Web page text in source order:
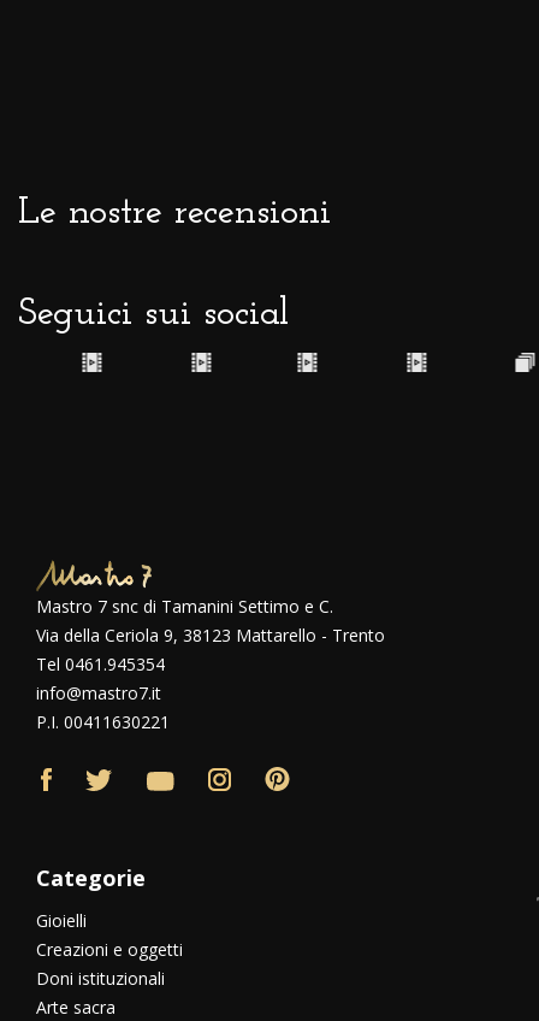
Le nostre recensioni
Seguici sui social
Mastro 7 snc di Tamanini Settimo e C.
Via della Ceriola 9, 38123 Mattarello - Trento
Tel 0461.945354
info@mastro7.it
P.I. 00411630221
Categorie
Gioielli
Creazioni e oggetti
Doni istituzionali
Arte sacra